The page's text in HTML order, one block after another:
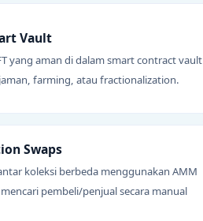
Vault
yang aman di dalam smart contract vault
farming, atau fractionalization.
Swaps
koleksi berbeda menggunakan AMM
pembeli/penjual secara manual